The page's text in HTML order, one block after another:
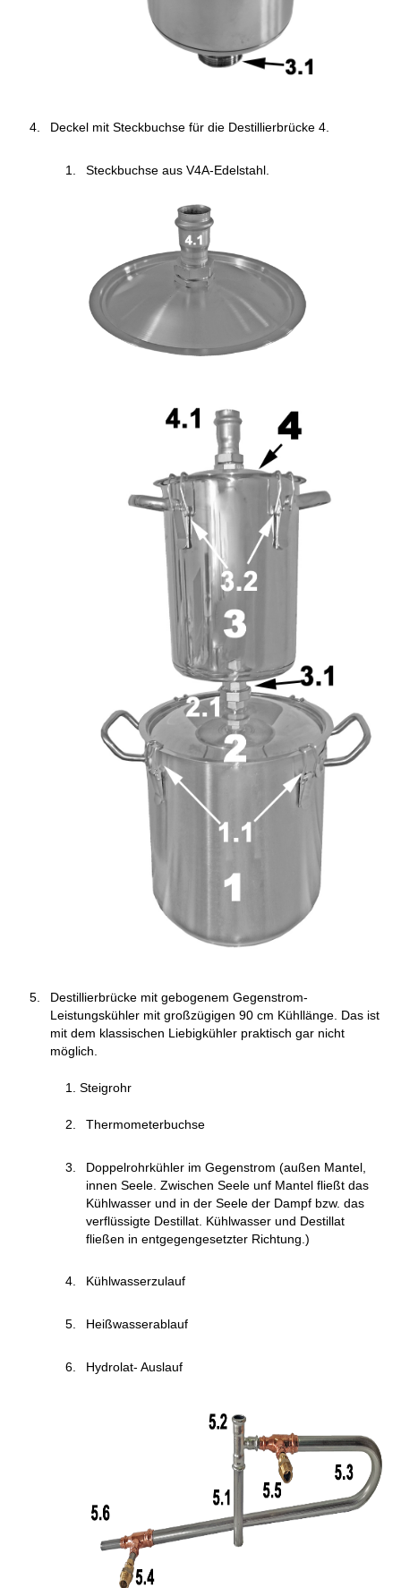
Deckel mit Steckbuchse für die Destillierbrücke 4.
Steckbuchse aus V4A-Edelstahl.
Destillierbrücke mit gebogenem Gegenstrom-
Leistungskühler mit großzügigen 90 cm Kühllänge. Das ist
mit dem klassischen Liebigkühler praktisch gar nicht
möglich.
Steigrohr
Thermometerbuchse
Doppelrohrkühler im Gegenstrom (außen Mantel,
innen Seele. Zwischen Seele unf Mantel fließt das
Kühlwasser und in der Seele der Dampf bzw. das
verflüssigte Destillat. Kühlwasser und Destillat
fließen in entgegengesetzter Richtung.)
Kühlwasserzulauf
Heißwasserablauf
Hydrolat- Auslauf